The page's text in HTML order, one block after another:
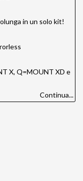
in un solo kit!
X, Q=MOUNT XD e
Continua...